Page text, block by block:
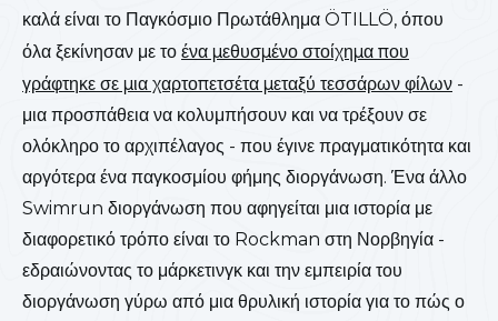
καλά είναι το Παγκόσμιο Πρωτάθλημα ÖTILLÖ, όπου
όλα ξεκίνησαν με το ένα μεθυσμένο στοίχημα που
γράφτηκε σε μια χαρτοπετσέτα μεταξύ τεσσάρων φίλων -
μια προσπάθεια να κολυμπήσουν και να τρέξουν σε
ολόκληρο το αρχιπέλαγος - που έγινε πραγματικότητα και
αργότερα ένα παγκοσμίου φήμης διοργάνωση. Ένα άλλο
Swimrun διοργάνωση που αφηγείται μια ιστορία με
διαφορετικό τρόπο είναι το Rockman στη Νορβηγία -
εδραιώνοντας το μάρκετινγκ και την εμπειρία του
διοργάνωση γύρω από μια θρυλική ιστορία για το πώς ο